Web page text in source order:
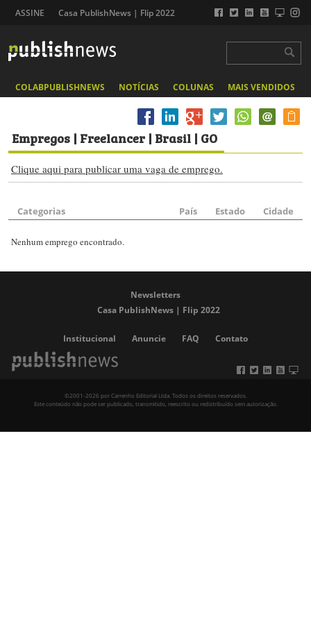
ASSINE Casa PublishNews | Flip 2022
COLABPUBLISHNEWS NOTÍCIAS COLUNAS MAIS VENDIDOS
Empregos | Freelancer | Brasil | GO
Clique aqui para publicar uma vaga de emprego.
Categorias País Estado Cidade
Nenhum emprego encontrado.
Newsletters
Casa PublishNews | Flip 2022
Institucional Anuncie FAQ Contato
©2001-2026 por Carrenho Editorial Ltda. Todos os direitos reservados.
Este conteúdo não pode ser publicado, transmitido, reescrito ou redistribuído sem autorização.